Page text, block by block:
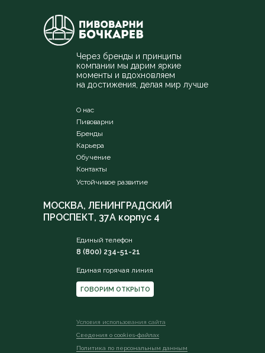
Через бренды и принципы
компании мы дарим яркие
моменты и вдохновляем
на достижения, делая мир лучше
Устойчивое развитие
Бренды
Пивоварни
О нас
Единый телефон
8 (800) 234-51-21
Условия использования сайта
Политика по персональным данным
Сведения о сookies-файлах
Обучение
Карьера
Контакты
МОСКВА, ЛЕНИНГРАДСКИЙ
ПРОСПЕКТ, 37А корпус 4
ГОВОРИМ ОТКРЫТО
Единая горячая линия